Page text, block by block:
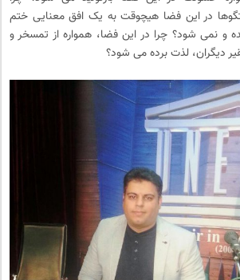
در این فضا هیچوقت به یک افق معنایی ختم
و نمی شود؟ چرا در این فضا، همواره از تمسخر و
دیگران، لذت برده می شود؟